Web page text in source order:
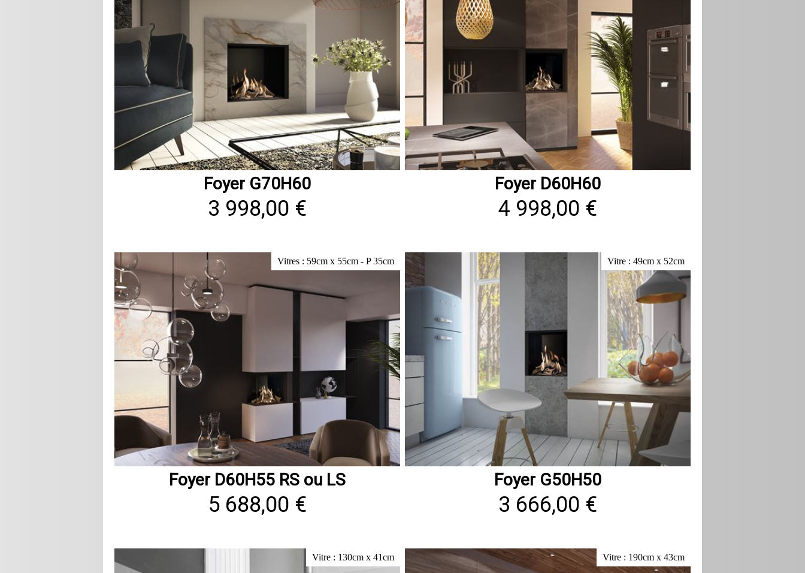
Foyer G70H60
3 998,00 €
Foyer D60H60
4 998,00 €
Vitres : 59cm x 55cm - P 35cm
Foyer D60H55 RS ou LS
5 688,00 €
Vitre : 49cm x 52cm
Foyer G50H50
3 666,00 €
Vitre : 130cm x 41cm Vitre : 190cm x 43cm